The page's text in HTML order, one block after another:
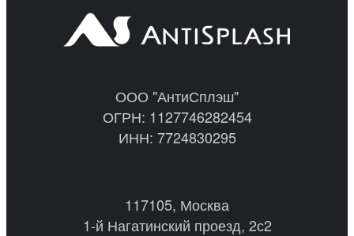
ООО "АнтиСплэш"
ОГРН: 1127746282454
ИНН: 7724830295
117105, Москва
1-й Нагатинский проезд, 2с2